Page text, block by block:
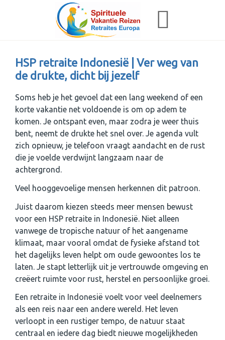
HSP retraite Indonesië | Ver weg van
de drukte, dicht bij jezelf
Soms heb je het gevoel dat een lang weekend of een
korte vakantie net voldoende is om op adem te
komen. Je ontspant even, maar zodra je weer thuis
bent, neemt de drukte het snel over. Je agenda vult
zich opnieuw, je telefoon vraagt aandacht en de rust
die je voelde verdwijnt langzaam naar de
achtergrond.
Veel hooggevoelige mensen herkennen dit patroon.
Juist daarom kiezen steeds meer mensen bewust
voor een HSP retraite in Indonesië. Niet alleen
vanwege de tropische natuur of het aangename
klimaat, maar vooral omdat de fysieke afstand tot
het dagelijks leven helpt om oude gewoontes los te
laten. Je stapt letterlijk uit je vertrouwde omgeving en
creëert ruimte voor rust, herstel en persoonlijke groei.
Een retraite in Indonesië voelt voor veel deelnemers
als een reis naar een andere wereld. Het leven
verloopt in een rustiger tempo, de natuur staat
centraal en iedere dag biedt nieuwe mogelijkheden